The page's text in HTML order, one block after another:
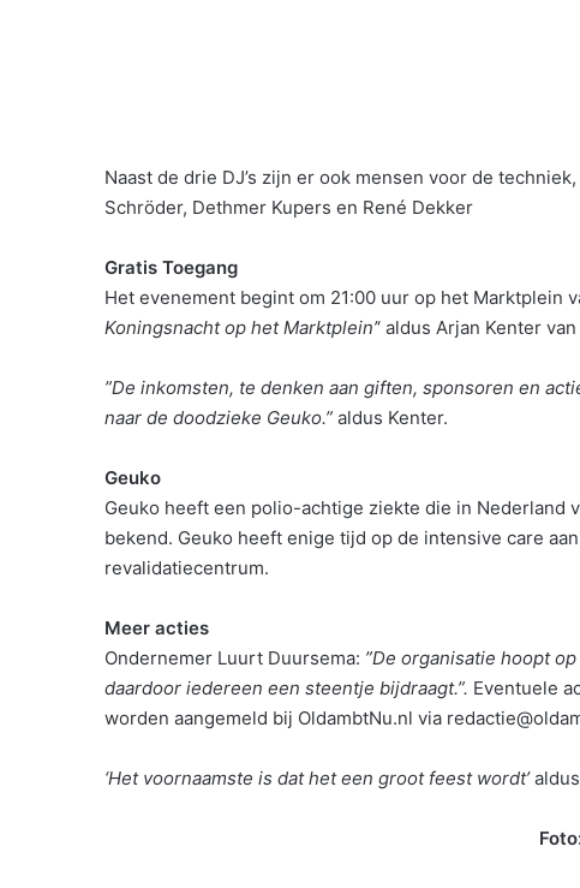
Naast de drie DJ’s zijn er ook mensen voor de
Schröder, Dethmer Kupers en René Dekker
Gratis Toegang
Het evenement begint om 21:00 uur op het Marktplein
Koningsnacht op het Marktplein’‘ aldus Arjan Kenter
”De inkomsten, te denken aan giften, sponsoren en
naar de doodzieke Geuko.” aldus Kenter.
Geuko
Geuko heeft een polio-achtige ziekte die in Nederland
bekend. Geuko heeft enige tijd op de intensive care
revalidatiecentrum.
Meer acties
Ondernemer Luurt Duursema: ”De organisatie hoopt
daardoor iedereen een steentje bijdraagt.”. Eventuele
worden aangemeld bij OldambtNu.nl via
‘Het voornaamste is dat het een groot feest wordt’